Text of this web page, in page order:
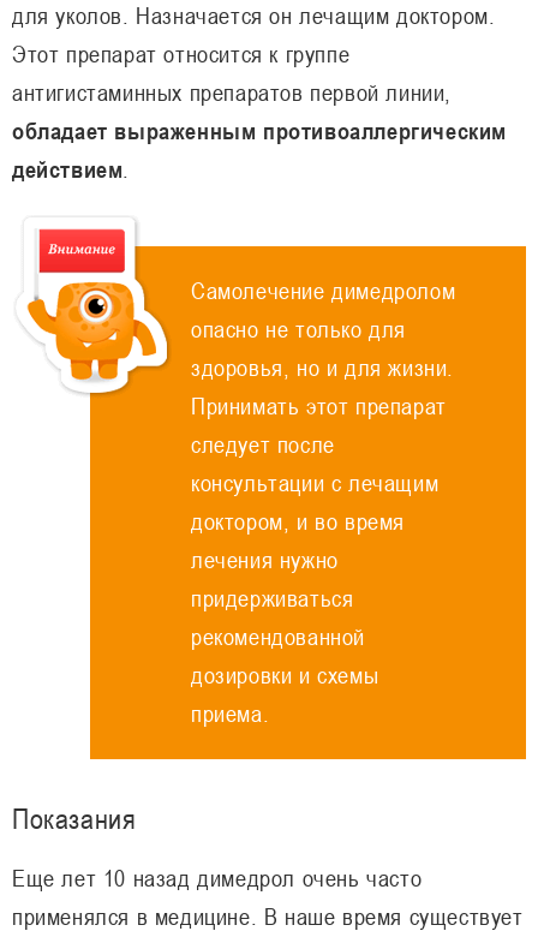
для уколов. Назначается он лечащим доктором.
Этот препарат относится к группе
антигистаминных препаратов первой линии,
обладает выраженным противоаллергическим
действием
Самолечение димедролом
опасно не только для
здоровья, но и для жизни.
Принимать этот препарат
следует после
консультации с лечащим
доктором, и во время
лечения нужно
придерживаться
рекомендованной
дозировки и схемы
приема.
Показания
Еще лет 10 назад димедрол очень часто
применялся в медицине. В наше время существует